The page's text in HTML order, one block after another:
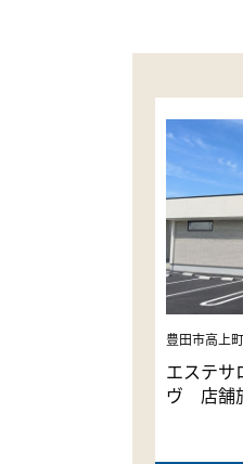
豊田市高上町
エステサ
ヴ 店舗